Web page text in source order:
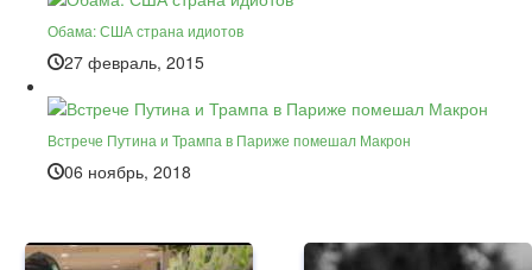
Обама: США страна идиотов
27 февраль, 2015
Встрече Путина и Трампа в Париже помешал Макрон
06 ноябрь, 2018